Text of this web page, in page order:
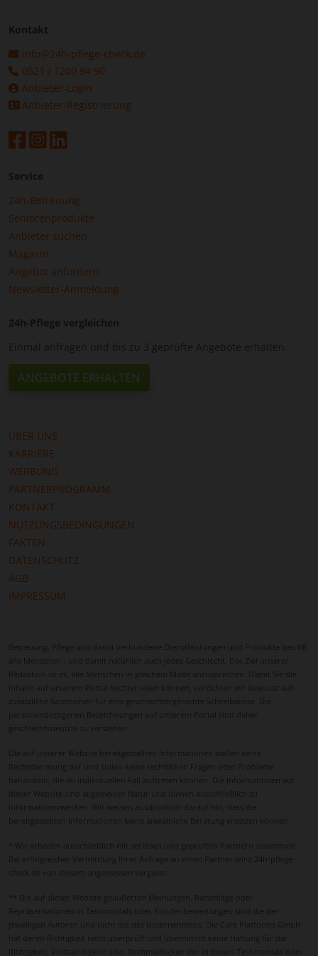
Kontakt
info@24h-pflege-check.de
0521 / 1200 94 90
Anbieter-Login
Anbieter-Registrierung
Service
24h-Betreuung
Seniorenprodukte
Anbieter suchen
Magazin
Angebot anfordern
Newsletter-Anmeldung
24h-Pflege vergleichen
Einmal anfragen und bis zu 3 geprüfte Angebote erhalten.
ANGEBOTE ERHALTEN
ÜBER UNS
KARRIERE
WERBUNG
PARTNERPROGRAMM
KONTAKT
NUTZUNGSBEDINGUNGEN
FAKTEN
DATENSCHUTZ
AGB
IMPRESSUM
Betreuung, Pflege und damit verbundene Dienstleistungen und Produkte betrifft
alle Menschen - und damit natürlich auch jedes Geschlecht. Das Ziel unserer
Redaktion ist es, alle Menschen in gleichem Maße anzusprechen. Damit Sie die
Inhalte auf unserem Portal leichter lesen können, verzichten wir bewusst auf
zusätzliche Satzzeichen für eine geschlechtergerechte Schreibweise. Die
personenbezogenen Bezeichnungen auf unserem Portal sind daher
geschlechtsneutral zu verstehen.
Die auf unserer Website bereitgestellten Informationen stellen keine
Rechtsberatung dar und sollen keine rechtlichen Fragen oder Probleme
behandeln, die im individuellen Fall auftreten können. Die Informationen auf
dieser Website sind allgemeiner Natur und dienen ausschließlich zu
Informationszwecken. Wir weisen ausdrücklich darauf hin, dass die
bereitgestellten Informationen keine anwaltliche Beratung ersetzen können.
* Wir arbeiten ausschließlich mit seriösen und geprüften Partnern zusammen.
Bei erfolgreicher Vermittlung Ihrer Anfrage an einen Partner wird 24h-pflege-
check.de von diesem angemessen vergütet.
** Die auf dieser Website geäußerten Meinungen, Ratschläge oder
Repräsentationen in Testimonials oder Kundenbewertungen sind die der
jeweiligen Autoren und nicht die des Unternehmens. Die Care Platforms GmbH
hat deren Richtigkeit nicht überprüft und übernimmt keine Haftung für die
Richtigkeit, Vollständigkeit oder Rechtmäßigkeit der in diesen Testimonials oder